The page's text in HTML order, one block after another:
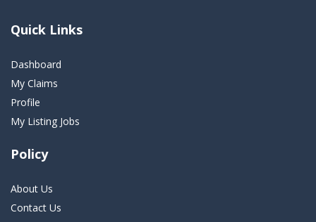
Quick Links
Dashboard
My Claims
Profile
My Listing Jobs
Policy
About Us
Contact Us